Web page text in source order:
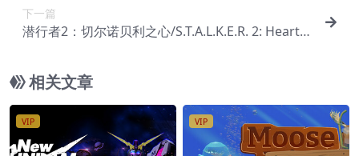
下一篇
潜行者2：切尔诺贝利之心/S.T.A.L.K.E.R. 2: Heart o
相关文章
VIP VIP